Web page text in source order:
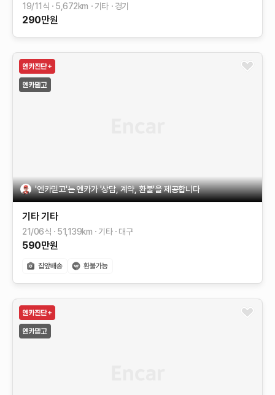
19/11식 5,672km 기타 경기
290만원
'엔카믿고'는 엔카가 '상담, 계약, 환불'을 제공합니다
기타기타
21/06식 51,139km 기타 대구
590만원